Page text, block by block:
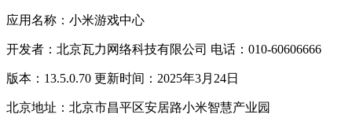
应用名称：小米游戏中心
开发者：北京瓦力网络科技有限公司 电话：010-60606666
版本：13.5.0.70 更新时间：2025年3月24日
北京地址：北京市昌平区安居路小米智慧产业园